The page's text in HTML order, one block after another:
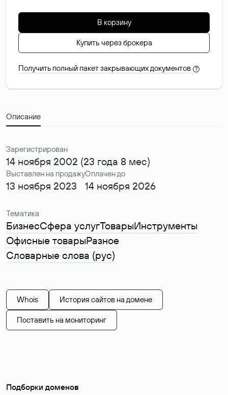
В корзину
Купить через брокера
Получить полный пакет закрывающих документов ?
Описание
Зарегистрирован
14 ноября 2002 (23 года 8 мес)
Выставлен на продажу
13 ноября 2023
Оплачен до
14 ноября 2026
Тематика
БизнесСфера услугТоварыИнструменты
Офисные товарыРазное
Словарные слова (рус)
Whois История сайтов на домене
Поставить на мониторинг
Подборки доменов